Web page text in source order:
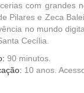
com grandes
Pilares e Zeca
no mundo
Cecília.
90 minutos.
10 anos.